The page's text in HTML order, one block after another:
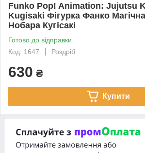
Funko Pop! Animation: Jujutsu
Kugisaki Фігурка Фанко
Нобара Кугісакі
Готово до відправки
Код: 1647
Роздріб
630 ₴
Купити